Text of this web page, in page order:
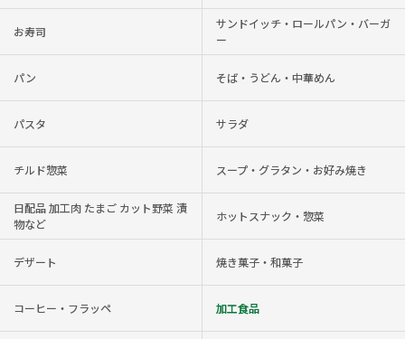
お寿司
サンドイッチ・ロールパン・バーガ
ー
パン そば・うどん・中華めん
パスタ サラダ
チルド惣菜 スープ・グラタン・お好み焼き
日配品 加工肉 たまご カット野菜 漬
物など
ホットスナック・惣菜
デザート 焼き菓子・和菓子
コーヒー・フラッペ 加工食品